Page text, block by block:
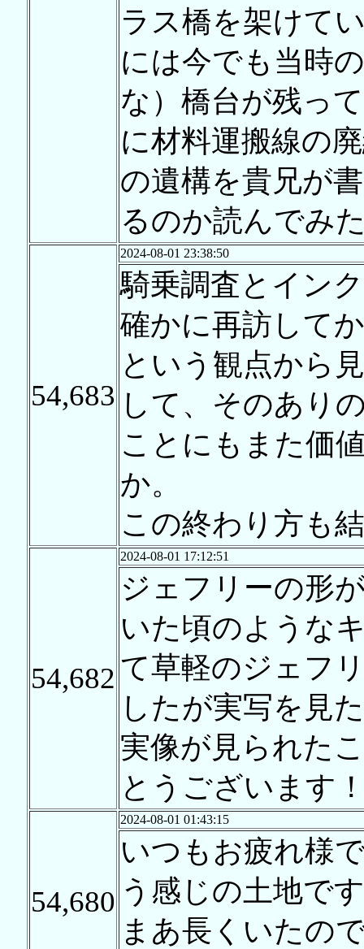
ラス橋を架けて
には今でも当時
な）橋台が残っ
に材料運搬線の
の遺構を貴兄が
るのか読んでみ
54,683
2024-08-01 23:38:50
騎乗調査とイン
確かに再訪して
という観点から
して、そのあり
ことにもまた価
か。
この終わり方も
54,682
2024-08-01 17:12:51
ジェフリーの形
いた頃のような
て草軽のジェフ
したが実写を見
実像が見られた
とうございます
54,680
2024-08-01 01:43:15
いつもお疲れ様
う感じの土地で
まあ長くいたの